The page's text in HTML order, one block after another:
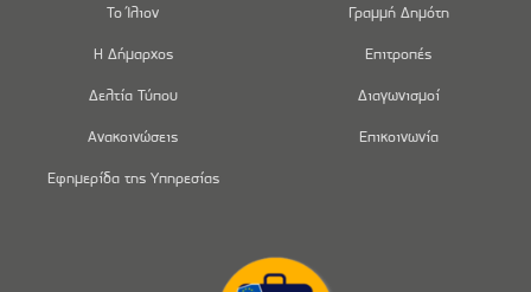
Το Ίλιον
Η Δήμαρχος
Δελτία Τύπου
Ανακοινώσεις
Εφημερίδα της Υπηρεσίας
Γραμμή Δημότη
Επιτροπές
Διαγωνισμοί
Επικοινωνία